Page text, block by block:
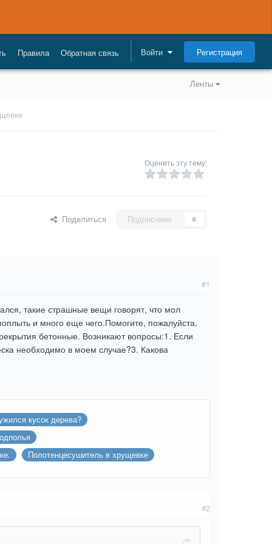
Правила Обратная связь Войти Регистрация
Ленты
Оценить эту тему:
Поделиться Подписчики 0
#1
такие страшные вещи говорят, что мол
и много еще чего.Помогите, пожалуйста,
бетонные. Возникают вопросы:1. Если
необходимо в моем случае?3. Какова
кусок дерева?
Полотенцесушитель в хрущевке
#2